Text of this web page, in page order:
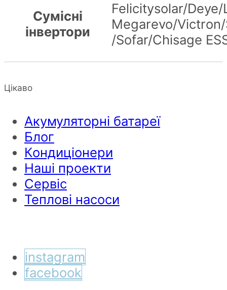
Сумісні
інвертори
Felicitysolar/
Megarevo/
/Sofar/Chisage
Цікаво
Акумуляторні батареї
Блог
Кондиціонери
Наші проекти
Сервіс
Теплові насоси
instagram
facebook